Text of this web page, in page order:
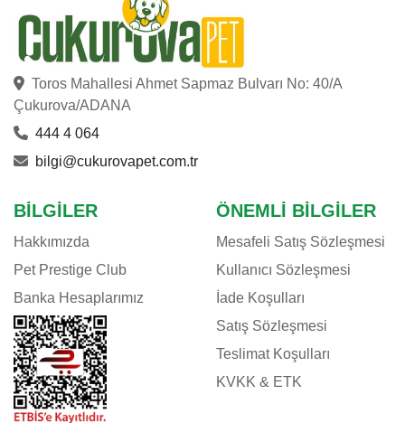
Toros Mahallesi Ahmet Sapmaz Bulvarı No: 40/A
Çukurova/ADANA
444 4 064
bilgi@cukurovapet.com.tr
BILGILER
Hakkımızda
Pet Prestige Club
Banka Hesaplarımız
ÖNEMLI BILGILER
Mesafeli Satış Sözleşmesi
Kullanıcı Sözleşmesi
İade Koşulları
Satış Sözleşmesi
Teslimat Koşulları
KVKK & ETK